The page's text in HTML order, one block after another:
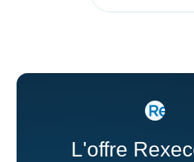
L'offre